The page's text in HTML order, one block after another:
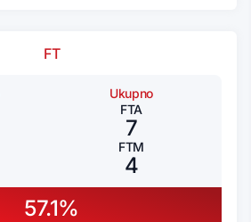
FT
Ukupno
FTA
7
FTM
4
57.1%